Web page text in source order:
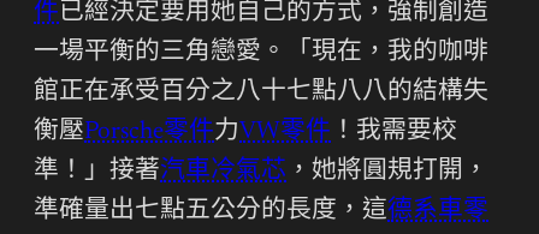
件已經決定要用她自己的方式，強制創造
一場平衡的三角戀愛。「現在，我的咖啡
館正在承受百分之八十七點八八的結構失
衡壓Porsche零件力VW零件 ！我需要校
準！」接著汽車冷氣芯 ，她將圓規打開，
準確量出七點五公分的長度，這德系車零